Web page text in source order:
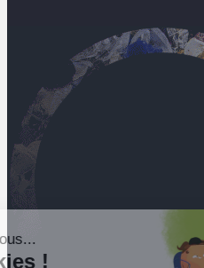
Salut c'est nous...
les Cookies !